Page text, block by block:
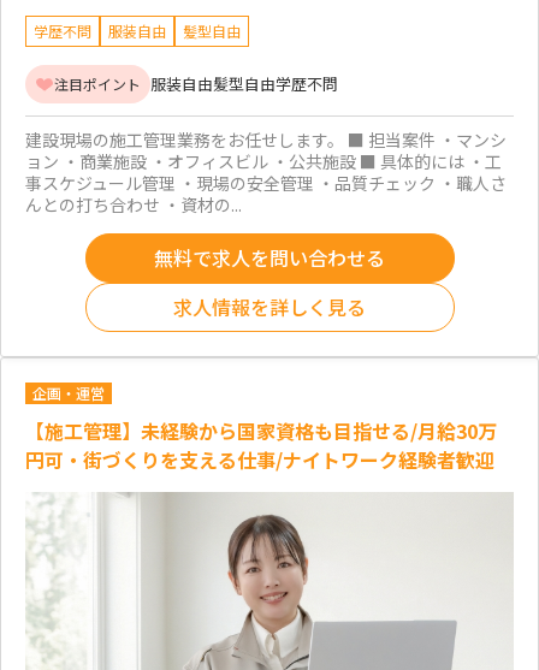
学歴不問 服装自由 髪型自由
注目ポイント 服装自由髪型自由学歴不問
建設現場の施工管理業務をお任せします。 ■ 担当案件 ・マンシ
ョン ・商業施設 ・オフィスビル ・公共施設 ■ 具体的には ・工
事スケジュール管理 ・現場の安全管理 ・品質チェック ・職人さ
んとの打ち合わせ ・資材の...
無料で求人を問い合わせる
求人情報を詳しく見る
企画・運営
【施工管理】未経験から国家資格も目指せる/月給30万
円可・街づくりを支える仕事/ナイトワーク経験者歓迎